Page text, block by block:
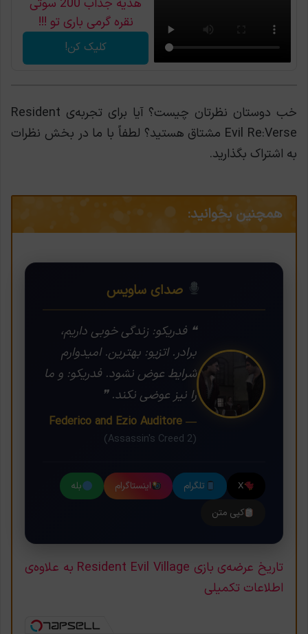
نقره گرمی باری تو !!!
کلیک کن!
خب دوستان نظرتان چیست؟ آیا برای تجربه‌ی Resident
Evil Re:Verse مشتاق هستید؟ لطفاً با ما در بخش نظرات
به اشتراک بگذارید.
همچنین بخوانید:
صدای ساویس
❝ فدریکو: زندگی خوبی داریم،
برادر. اتزیو: بهترین. امیدوارم
شرایط عوض نشود. فدریکو: و ما
را نیز عوضی نکند. ❞
— Federico and Ezio Auditore
(Assassin's Creed 2)
X تلگرام اینستاگرام
بله
کپی متن
تاریخ عرضه‌ی بازی Resident Evil Village به علاوه‌ی
اطلاعات تکمیلی